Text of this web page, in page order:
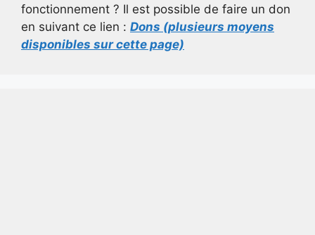
fonctionnement ? Il est possible de faire un don
en suivant ce lien : Dons (plusieurs moyens
disponibles sur cette page)